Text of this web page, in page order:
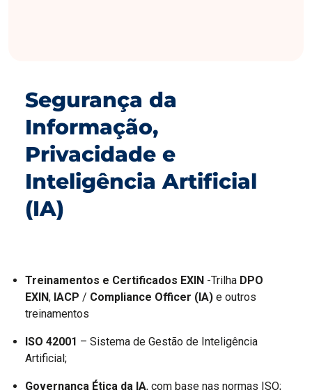
Segurança da
Informação,
Privacidade e
Inteligência Artificial
(IA)
Treinamentos e Certificados EXIN -Trilha DPO
EXIN, IACP / Compliance Officer (IA) e outros
treinamentos
ISO 42001 – Sistema de Gestão de Inteligência
Artificial;
Governança Ética da IA, com base nas normas ISO;